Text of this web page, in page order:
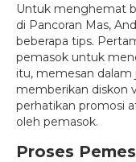
Untuk menghemat
di Pancoran Mas,
beberapa tips.
pemasok untuk
itu, memesan dalam
memberikan diskon
perhatikan promosi
oleh pemasok.
Proses